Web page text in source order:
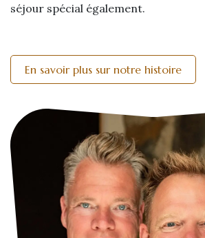
séjour spécial également.
En savoir plus sur notre histoire